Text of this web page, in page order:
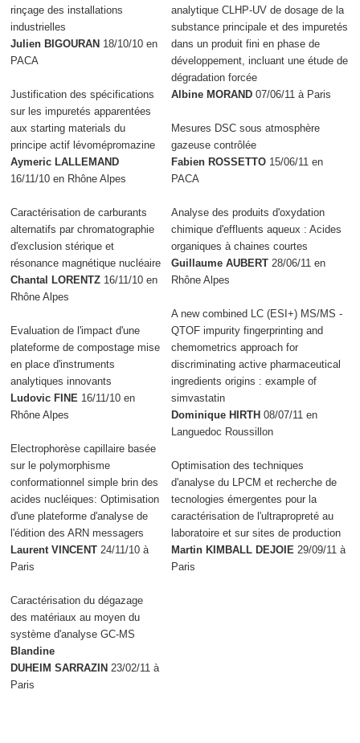
rinçage des installations
industrielles
Julien BIGOURAN 18/10/10 en
PACA
Justification des spécifications
sur les impuretés apparentées
aux starting materials du
principe actif lévomépromazine
Aymeric LALLEMAND
16/11/10 en Rhône Alpes
Caractérisation de carburants
alternatifs par chromatographie
d'exclusion stérique et
résonance magnétique nucléaire
Chantal LORENTZ 16/11/10 en
Rhône Alpes
Evaluation de l'impact d'une
plateforme de compostage mise
en place d'instruments
analytiques innovants
Ludovic FINE 16/11/10 en
Rhône Alpes
Electrophorèse capillaire basée
sur le polymorphisme
conformationnel simple brin des
acides nucléiques: Optimisation
d'une plateforme d'analyse de
l'édition des ARN messagers
Laurent VINCENT 24/11/10 à
Paris
Caractérisation du dégazage
des matériaux au moyen du
système d'analyse GC-MS
Blandine
DUHEIM SARRAZIN 23/02/11 à
Paris
analytique CLHP-UV de dosage de la
substance principale et des impuretés
dans un produit fini en phase de
développement, incluant une étude de
dégradation forcée
Albine MORAND 07/06/11 à Paris
Mesures DSC sous atmosphère
gazeuse contrôlée
Fabien ROSSETTO 15/06/11 en
PACA
Analyse des produits d'oxydation
chimique d'effluents aqueux : Acides
organiques à chaines courtes
Guillaume AUBERT 28/06/11 en
Rhône Alpes
A new combined LC (ESI+) MS/MS -
QTOF impurity fingerprinting and
chemometrics approach for
discriminating active pharmaceutical
ingredients origins : example of
simvastatin
Dominique HIRTH 08/07/11 en
Languedoc Roussillon
Optimisation des techniques
d'analyse du LPCM et recherche de
tecnologies émergentes pour la
caractérisation de l'ultrapropreté au
laboratoire et sur sites de production
Martin KIMBALL DEJOIE 29/09/11 à
Paris